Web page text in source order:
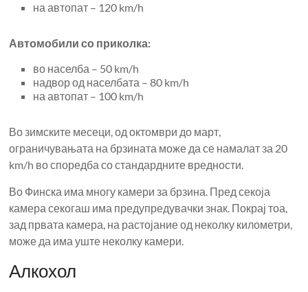
на автопат – 120 km/h
Автомобили со приколка:
во населба – 50 km/h
надвор од населбата – 80 km/h
на автопат – 100 km/h
Во зимските месеци, од октомври до март,
ограничувањата на брзината може да се намалат за 20
km/h во споредба со стандардните вредности.
Во Финска има многу камери за брзина. Пред секоја
камера секогаш има предупредувачки знак. Покрај тоа,
зад првата камера, на растојание од неколку километри,
може да има уште неколку камери.
Алкохол